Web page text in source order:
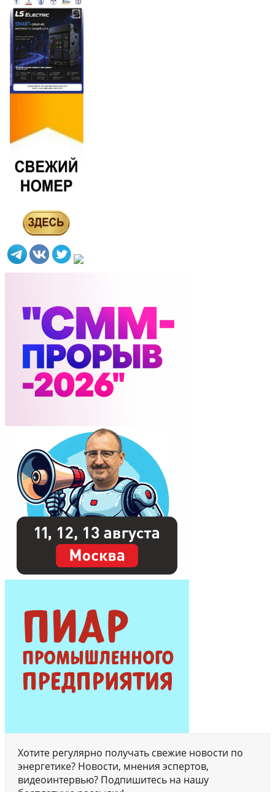
Хотите регулярно получать свежие новости по
энергетике? Новости, мнения эспертов,
видеоинтервью? Подпишитесь на нашу